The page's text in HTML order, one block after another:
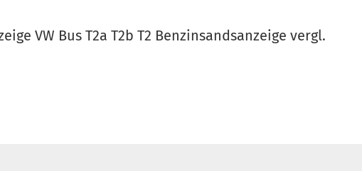
VW Bus T2a T2b T2 Benzinsandsanzeige vergl.